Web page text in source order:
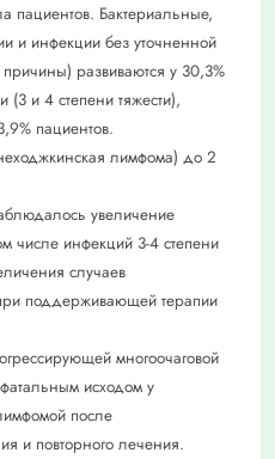
пациентов. Бактериальные,
и инфекции без уточненной
причины) развиваются у 30,3%
и 4 степени тяжести),
пациентов.
лимфома) до 2
увеличение
числе инфекций 3-4 степени
случаев
поддерживающей терапии
многоочаговой
исходом у
после
и повторного лечения.